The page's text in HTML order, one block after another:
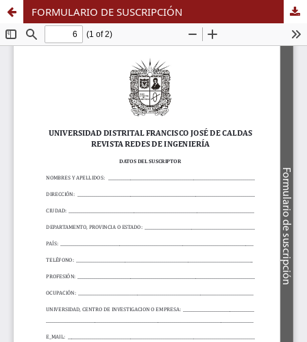
FORMULARIO DE SUSCRIPCIÓN